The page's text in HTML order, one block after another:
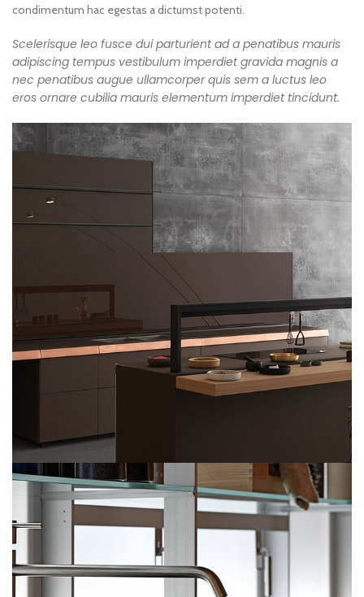
condimentum hac egestas a dictumst potenti.
Scelerisque leo fusce dui parturient ad a penatibus mauris
adipiscing tempus vestibulum imperdiet gravida magnis a
nec penatibus augue ullamcorper quis sem a luctus leo
eros ornare cubilia mauris elementum imperdiet tincidunt.